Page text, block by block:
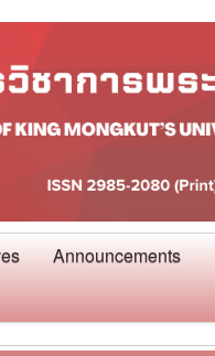
Announcements